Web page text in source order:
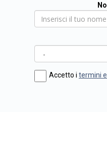
Accetto i termini